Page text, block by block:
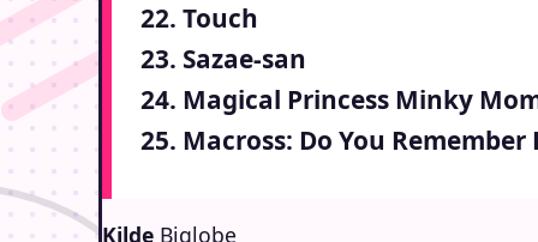
22. Touch
23. Sazae-san
24. Magical Princess Minky
25. Macross: Do You Remember
Kilde Biglobe